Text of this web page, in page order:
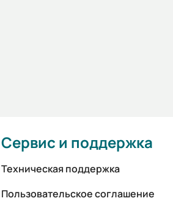
Сервис и поддержка
Техническая поддержка
Пользовательское соглашение